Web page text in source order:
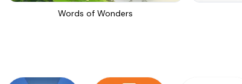
Words of Wonders